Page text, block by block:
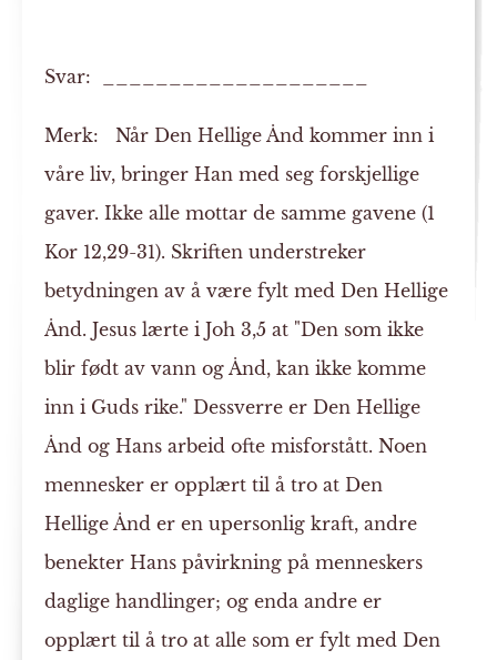
Svar: ____________________
Merk: Når Den Hellige Ånd kommer inn i
våre liv, bringer Han med seg forskjellige
gaver. Ikke alle mottar de samme gavene (1
Kor 12,29-31). Skriften understreker
betydningen av å være fylt med Den Hellige
Ånd. Jesus lærte i Joh 3,5 at "Den som ikke
blir født av vann og Ånd, kan ikke komme
inn i Guds rike." Dessverre er Den Hellige
Ånd og Hans arbeid ofte misforstått. Noen
mennesker er opplært til å tro at Den
Hellige Ånd er en upersonlig kraft, andre
benekter Hans påvirkning på menneskers
daglige handlinger; og enda andre er
opplært til å tro at alle som er fylt med Den